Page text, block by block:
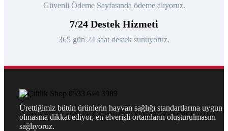
Güvenli Ödeme Sayfasında ödeme alıyoruz.
7/24 Destek Hizmeti
365 gün 24 saat destek sunuyoruz.
Ürettiğimiz bütün ürünlerin hayvan sağlığı standartlarına uygun
olmasına dikkat ediyor, en elverişli ortamların oluşturulmasını
sağlıyoruz.